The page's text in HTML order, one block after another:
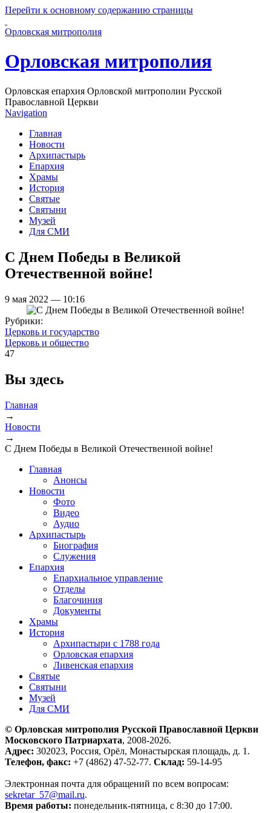
Перейти к основному содержанию страницы
Орловская митрополия
Орловская митрополия
Орловская епархия Орловской митрополии Русской
Православной Церкви
Navigation
Главная
Новости
Архипастырь
Епархия
Храмы
История
Святые
Святыни
Музей
Для СМИ
С Днем Победы в Великой
Отечественной войне!
9 мая 2022 — 10:16
Рубрики:
Церковь и государство
Церковь и общество
47
Вы здесь
Главная
→
Новости
→
С Днем Победы в Великой Отечественной войне!
Главная
Анонсы
Новости
Фото
Видео
Аудио
Архипастырь
Биография
Служения
Епархия
Епархиальное управление
Отделы
Благочиния
Документы
Храмы
История
Архипастыри с 1788 года
Орловская епархия
Ливенская епархия
Святые
Святыни
Музей
Для СМИ
© Орловская митрополия Русской Православной Церкви
Московского Патриархата, 2008-2026.
Адрес: 302023, Россия, Орёл, Монастырская площадь, д. 1.
Телефон, факс: +7 (4862) 47-52-77. Склад: 59-14-95
Электронная почта для обращений по всем вопросам:
sekretar_57@mail.ru.
Время работы: понедельник-пятница, с 8:30 до 17:00.